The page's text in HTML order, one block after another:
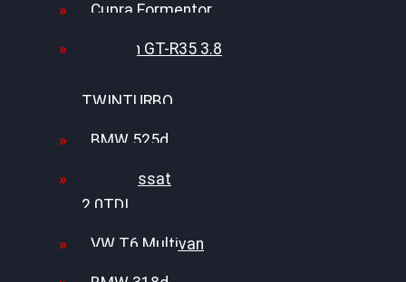
Cupra Formentor
Nissan GT-R35 3.8
TWINTURBO
BMW 525d
VW Passat
2.0TDI
VW T6 Multivan